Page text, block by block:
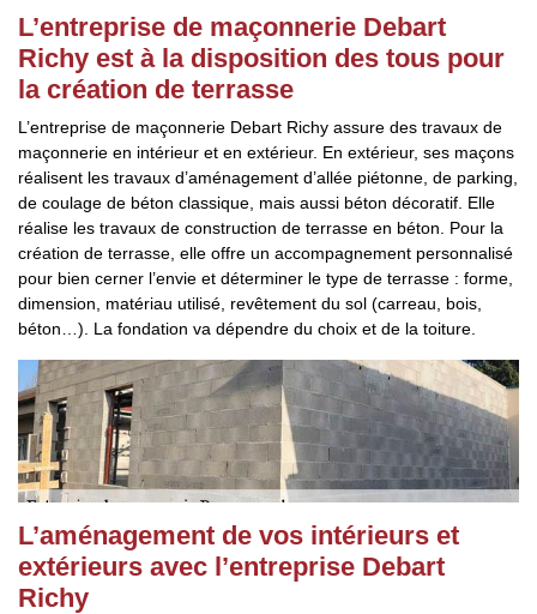
L’entreprise de maçonnerie Debart
Richy est à la disposition des tous pour
la création de terrasse
L’entreprise de maçonnerie Debart Richy assure des travaux de
maçonnerie en intérieur et en extérieur. En extérieur, ses maçons
réalisent les travaux d’aménagement d’allée piétonne, de parking,
de coulage de béton classique, mais aussi béton décoratif. Elle
réalise les travaux de construction de terrasse en béton. Pour la
création de terrasse, elle offre un accompagnement personnalisé
pour bien cerner l’envie et déterminer le type de terrasse : forme,
dimension, matériau utilisé, revêtement du sol (carreau, bois,
béton…). La fondation va dépendre du choix et de la toiture.
L’aménagement de vos intérieurs et
extérieurs avec l’entreprise Debart
Richy